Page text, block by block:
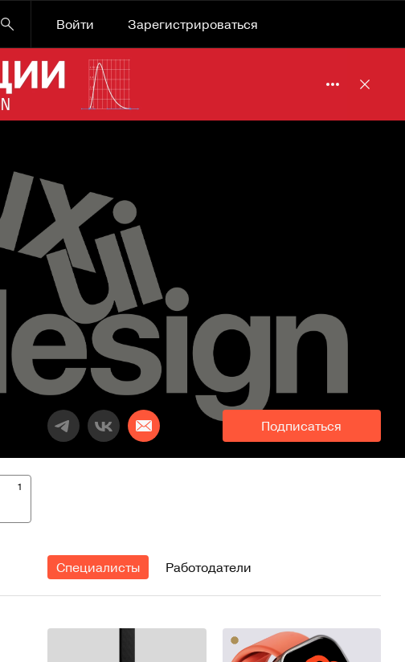
Войти
Зарегистрироваться
Подписаться
1
Специалисты Работодатели